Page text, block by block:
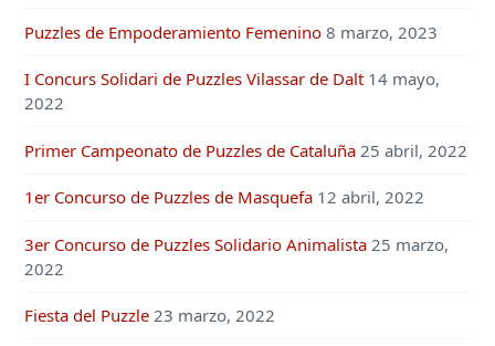
Puzzles de Empoderamiento Femenino 8 marzo, 2023
I Concurs Solidari de Puzzles Vilassar de Dalt 14 mayo,
2022
Primer Campeonato de Puzzles de Cataluña 25 abril, 2022
1er Concurso de Puzzles de Masquefa 12 abril, 2022
3er Concurso de Puzzles Solidario Animalista 25 marzo,
2022
Fiesta del Puzzle 23 marzo, 2022